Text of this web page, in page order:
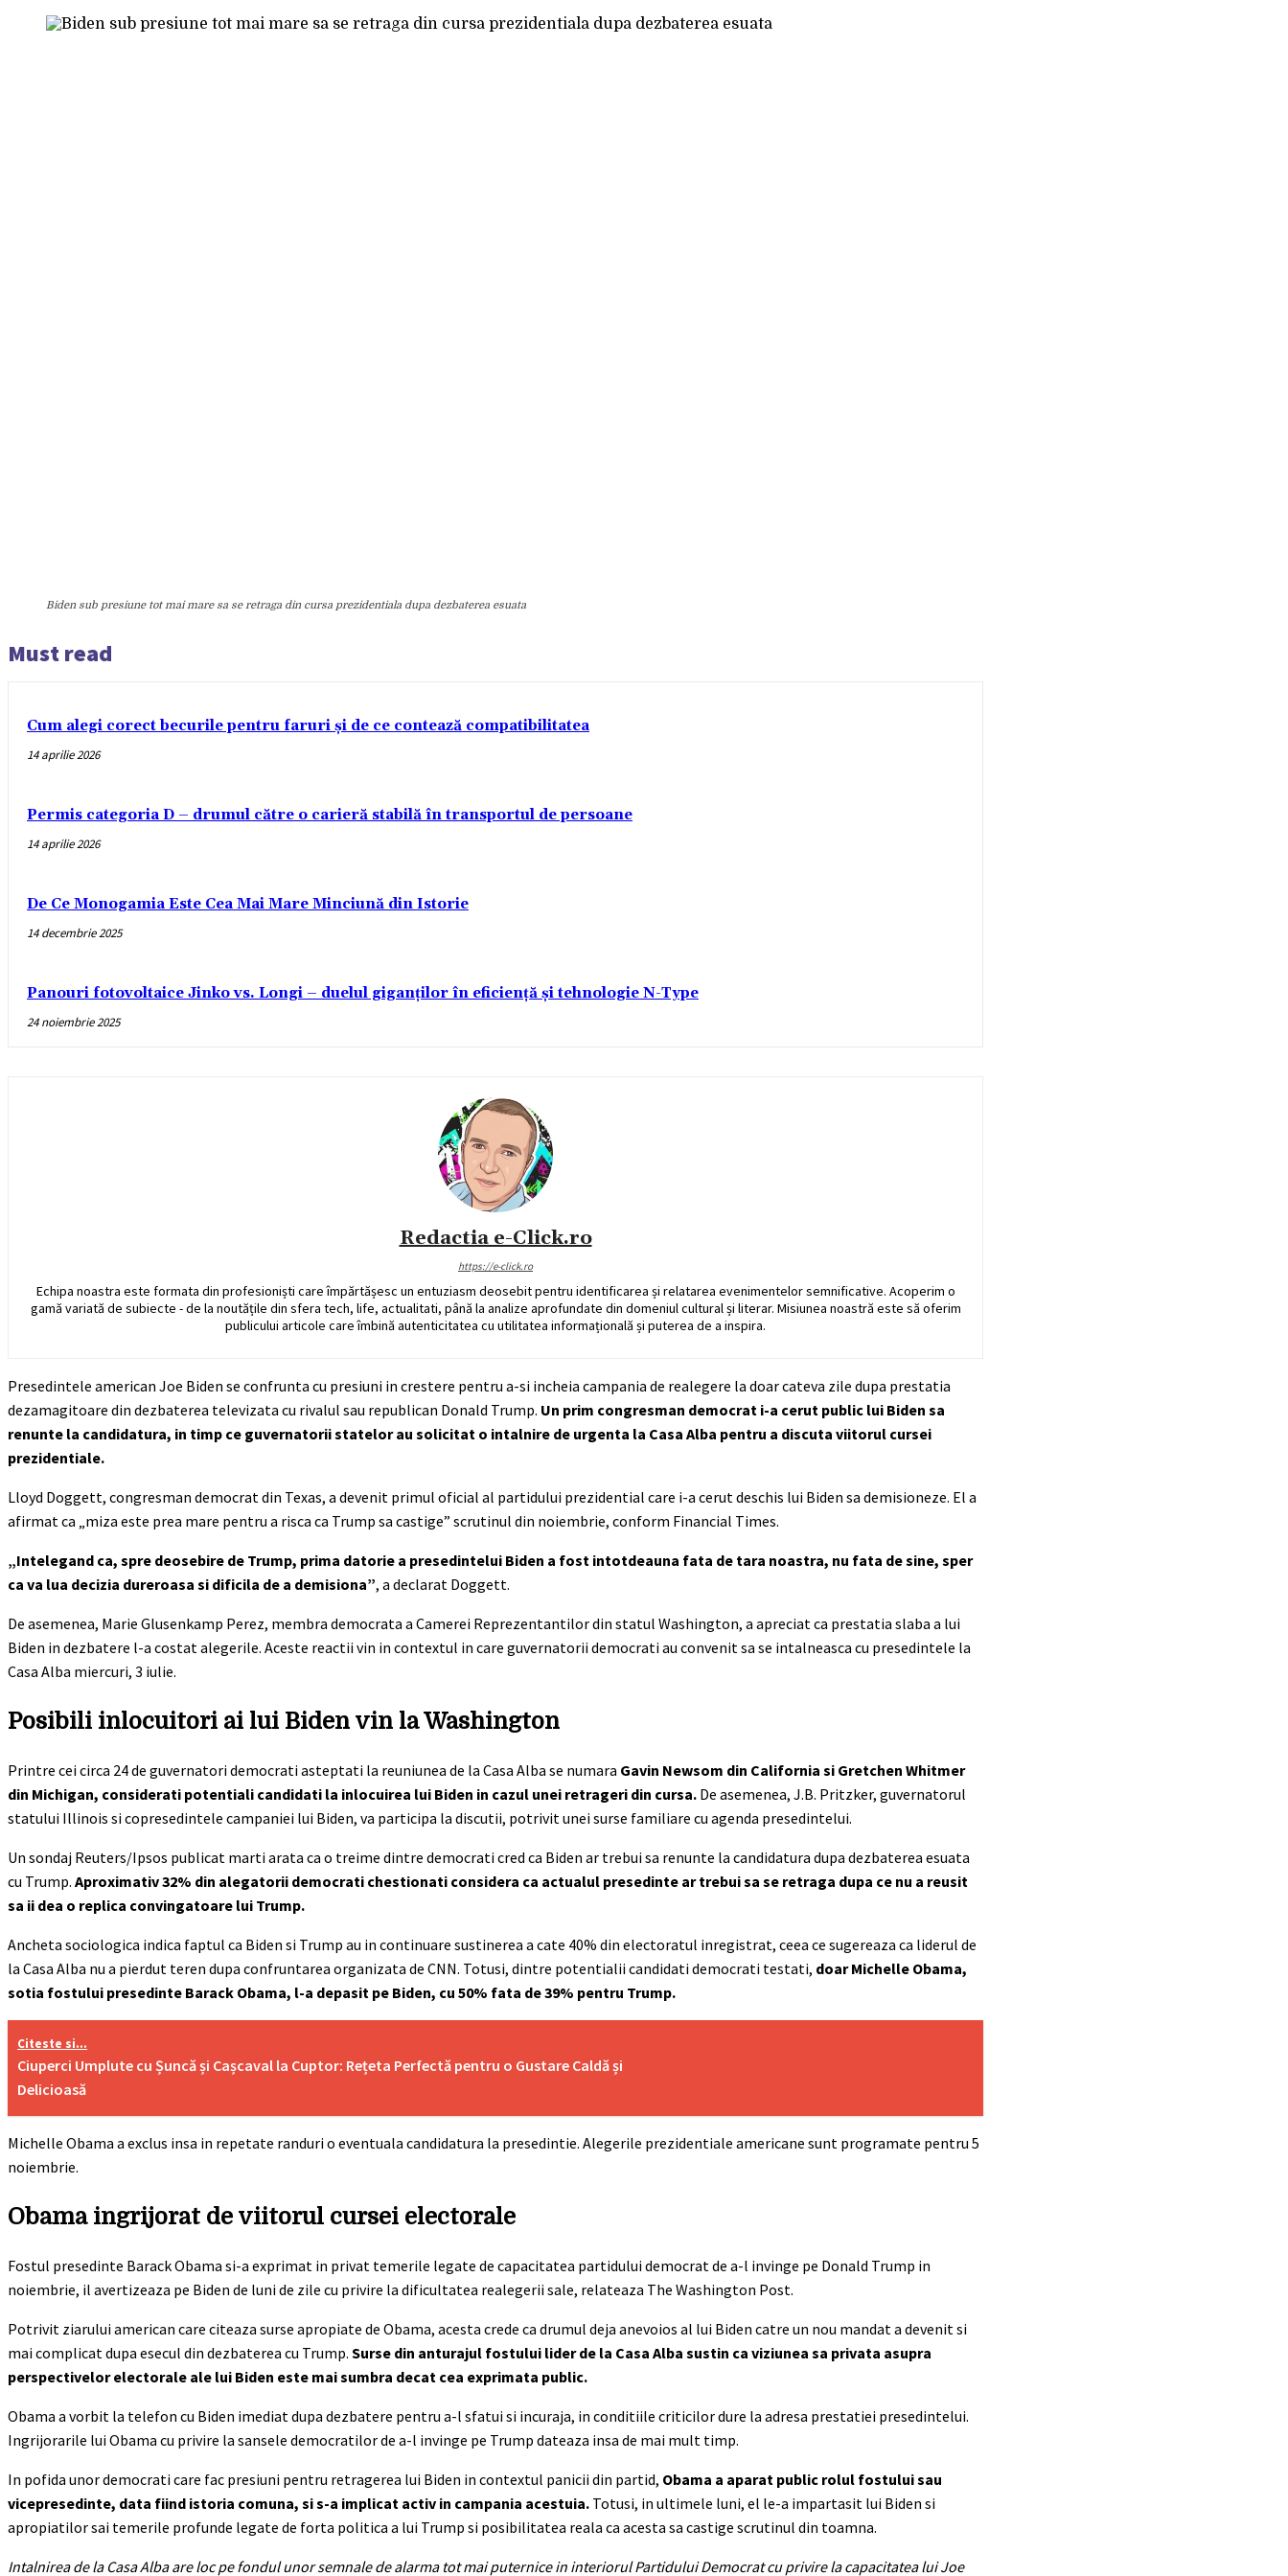
Biden sub presiune tot mai mare sa se retraga din cursa prezidentiala dupa dezbaterea esuata
Must read
Cum alegi corect becurile pentru faruri și de ce contează compatibilitatea
14 aprilie 2026
Permis categoria D – drumul către o carieră stabilă în transportul de persoane
14 aprilie 2026
De Ce Monogamia Este Cea Mai Mare Minciună din Istorie
14 decembrie 2025
Panouri fotovoltaice Jinko vs. Longi – duelul giganților în eficiență și tehnologie N-Type
24 noiembrie 2025
Redactia e-Click.ro
https://e-click.ro
Echipa noastra este formata din profesioniști care împărtășesc un entuziasm deosebit pentru identificarea și relatarea evenimentelor semnificative. Acoperim o
gamă variată de subiecte - de la noutățile din sfera tech, life, actualitati, până la analize aprofundate din domeniul cultural și literar. Misiunea noastră este să oferim
publicului articole care îmbină autenticitatea cu utilitatea informațională și puterea de a inspira.
Presedintele american Joe Biden se confrunta cu presiuni in crestere pentru a-si incheia campania de realegere la doar cateva zile dupa prestatia
dezamagitoare din dezbaterea televizata cu rivalul sau republican Donald Trump. Un prim congresman democrat i-a cerut public lui Biden sa
renunte la candidatura, in timp ce guvernatorii statelor au solicitat o intalnire de urgenta la Casa Alba pentru a discuta viitorul cursei
prezidentiale.
Lloyd Doggett, congresman democrat din Texas, a devenit primul oficial al partidului prezidential care i-a cerut deschis lui Biden sa demisioneze. El a
afirmat ca „miza este prea mare pentru a risca ca Trump sa castige” scrutinul din noiembrie, conform Financial Times.
„Intelegand ca, spre deosebire de Trump, prima datorie a presedintelui Biden a fost intotdeauna fata de tara noastra, nu fata de sine, sper
ca va lua decizia dureroasa si dificila de a demisiona”, a declarat Doggett.
De asemenea, Marie Glusenkamp Perez, membra democrata a Camerei Reprezentantilor din statul Washington, a apreciat ca prestatia slaba a lui
Biden in dezbatere l-a costat alegerile. Aceste reactii vin in contextul in care guvernatorii democrati au convenit sa se intalneasca cu presedintele la
Casa Alba miercuri, 3 iulie.
Posibili inlocuitori ai lui Biden vin la Washington
Printre cei circa 24 de guvernatori democrati asteptati la reuniunea de la Casa Alba se numara Gavin Newsom din California si Gretchen Whitmer
din Michigan, considerati potentiali candidati la inlocuirea lui Biden in cazul unei retrageri din cursa. De asemenea, J.B. Pritzker, guvernatorul
statului Illinois si copresedintele campaniei lui Biden, va participa la discutii, potrivit unei surse familiare cu agenda presedintelui.
Un sondaj Reuters/Ipsos publicat marti arata ca o treime dintre democrati cred ca Biden ar trebui sa renunte la candidatura dupa dezbaterea esuata
cu Trump. Aproximativ 32% din alegatorii democrati chestionati considera ca actualul presedinte ar trebui sa se retraga dupa ce nu a reusit
sa ii dea o replica convingatoare lui Trump.
Ancheta sociologica indica faptul ca Biden si Trump au in continuare sustinerea a cate 40% din electoratul inregistrat, ceea ce sugereaza ca liderul de
la Casa Alba nu a pierdut teren dupa confruntarea organizata de CNN. Totusi, dintre potentialii candidati democrati testati, doar Michelle Obama,
sotia fostului presedinte Barack Obama, l-a depasit pe Biden, cu 50% fata de 39% pentru Trump.
Citeste si...
Ciuperci Umplute cu Șuncă și Cașcaval la Cuptor: Rețeta Perfectă pentru o Gustare Caldă și
Delicioasă
Michelle Obama a exclus insa in repetate randuri o eventuala candidatura la presedintie. Alegerile prezidentiale americane sunt programate pentru 5
noiembrie.
Obama ingrijorat de viitorul cursei electorale
Fostul presedinte Barack Obama si-a exprimat in privat temerile legate de capacitatea partidului democrat de a-l invinge pe Donald Trump in
noiembrie, il avertizeaza pe Biden de luni de zile cu privire la dificultatea realegerii sale, relateaza The Washington Post.
Potrivit ziarului american care citeaza surse apropiate de Obama, acesta crede ca drumul deja anevoios al lui Biden catre un nou mandat a devenit si
mai complicat dupa esecul din dezbaterea cu Trump. Surse din anturajul fostului lider de la Casa Alba sustin ca viziunea sa privata asupra
perspectivelor electorale ale lui Biden este mai sumbra decat cea exprimata public.
Obama a vorbit la telefon cu Biden imediat dupa dezbatere pentru a-l sfatui si incuraja, in conditiile criticilor dure la adresa prestatiei presedintelui.
Ingrijorarile lui Obama cu privire la sansele democratilor de a-l invinge pe Trump dateaza insa de mai mult timp.
In pofida unor democrati care fac presiuni pentru retragerea lui Biden in contextul panicii din partid, Obama a aparat public rolul fostului sau
vicepresedinte, data fiind istoria comuna, si s-a implicat activ in campania acestuia. Totusi, in ultimele luni, el le-a impartasit lui Biden si
apropiatilor sai temerile profunde legate de forta politica a lui Trump si posibilitatea reala ca acesta sa castige scrutinul din toamna.
Intalnirea de la Casa Alba are loc pe fondul unor semnale de alarma tot mai puternice in interiorul Partidului Democrat cu privire la capacitatea lui Joe